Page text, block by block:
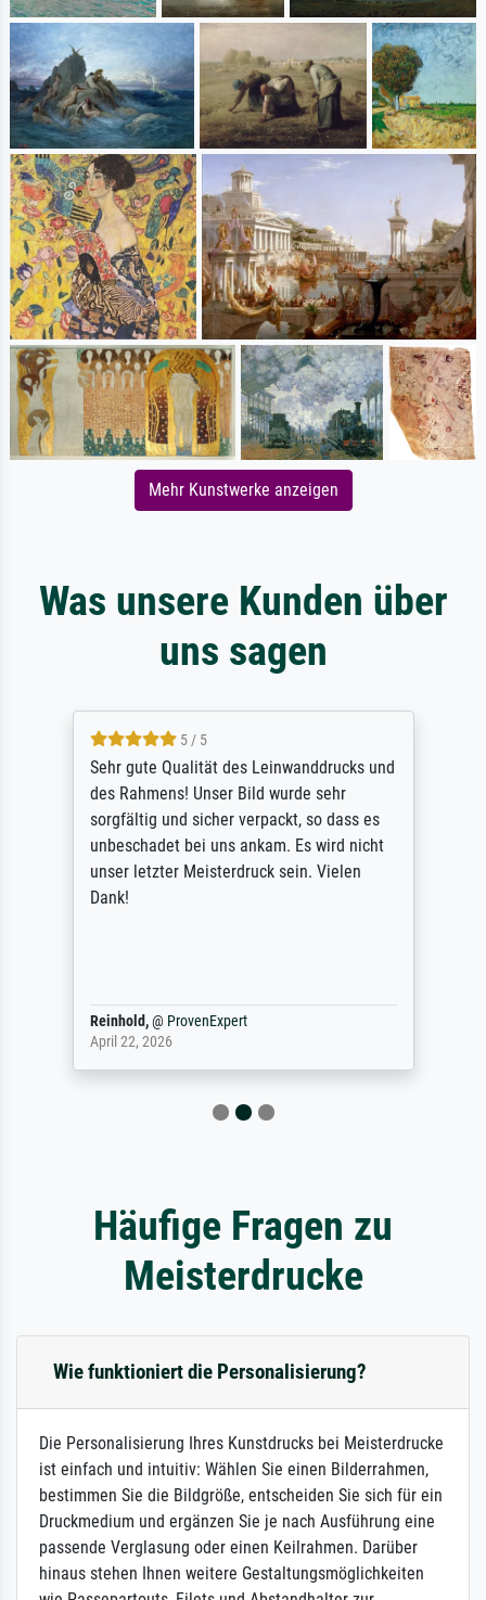
Mehr Kunstwerke anzeigen
Was unsere Kunden über
uns sagen
5 / 5
Sehr gute Qualität des Leinwanddrucks und
des Rahmens! Unser Bild wurde sehr
sorgfältig und sicher verpackt, so dass es
unbeschadet bei uns ankam. Es wird nicht
unser letzter Meisterdruck sein. Vielen
Dank!
Reinhold,@ ProvenExpert
April 22, 2026
Häufige Fragen zu
Meisterdrucke
Wie funktioniert die Personalisierung?
Die Personalisierung Ihres Kunstdrucks bei Meisterdrucke
ist einfach und intuitiv: Wählen Sie einen Bilderrahmen,
bestimmen Sie die Bildgröße, entscheiden Sie sich für ein
Druckmedium und ergänzen Sie je nach Ausführung eine
passende Verglasung oder einen Keilrahmen. Darüber
hinaus stehen Ihnen weitere Gestaltungsmöglichkeiten